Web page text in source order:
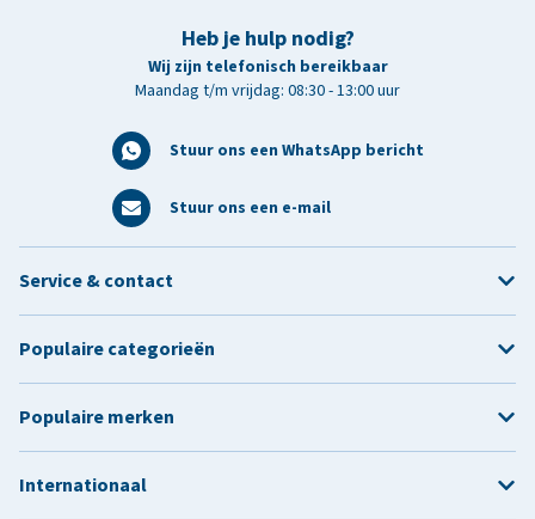
Heb je hulp nodig?
Wij zijn telefonisch bereikbaar
Maandag t/m vrijdag: 08:30 - 13:00 uur
Stuur ons een WhatsApp bericht
Stuur ons een e-mail
Service & contact
Populaire categorieën
Populaire merken
Internationaal